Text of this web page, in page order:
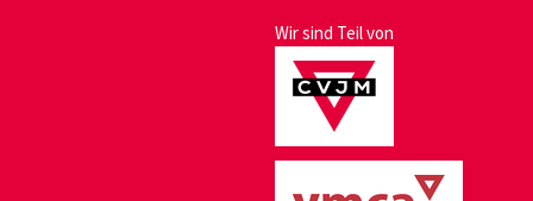
Wir sind Teil von